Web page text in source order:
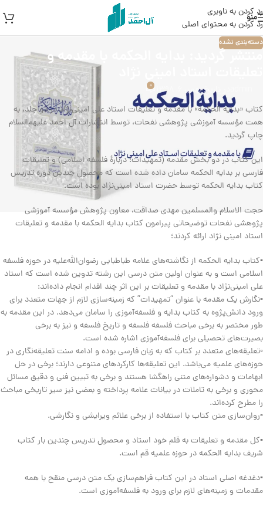
رد کردن به ناوبری
رد کردن به محتوای اصلی
منو
دسته‌بندی نشده
منتشر گردید: بدایه الحکمه با مقدمه و
در تاریخ بهمن 6, 1398 0
کتاب «بدایه الحکمه» با مقدمه و تعلیقات استاد علی امینی‌نژاد در دو جلد، به
همت مؤسسه آموزشی پژوهشی نفحات، توسط انتشارات آل احمد علیهم‌السلام
چاپ گردید.
این کتاب در دو بخش مقدمه (تمهیدات؛ دربارۀ فلسفه اسلامی) و تعلیقات
فارسی بر بدایه الحکمه سامان داده شده است که محصول چندین دوره تدریس
کتاب بدایه الحکمه توسط حضرت استاد امینی‌نژاد بوده است.
حجت الاسلام والمسلمین مهدی صداقت، معاون پژوهش مؤسسه آموزشی
پژوهشی نفحات توضیحاتی پیرامون کتاب بدایه الحکمه با مقدمه و تعلیقات
استاد امینی نژاد ارائه کردند؛
▪️کتاب بدایه الحکمه از نگاشته‌های علامه طباطبایی رضوان‌الله‌علیه در حوزه فلسفه
اسلامی است و به عنوان اولین متن درسی این رشته تدوین شده است که استاد
علی امینی‌نژاد با مقدمه و تعلیقات بر این اثر چند اقدام انجام داده‌اند:
▫️نگارش یک مقدمه با عنوان “تمهیدات” که زمینه‌سازی لازم از جهات متعدد برای
ورود دانش‌پژوه به کتاب بدایه و فلسفه‌آموزی را سامان می‌دهد. در این مقدمه به
طور مختصر به برخی مباحث فلسفه فلسفه و تاریخ فلسفه و نیز به برخی
بصیرت‌های تحصیلی برای فلسفه‌آموزی اشاره شده است.
▫️تعلیقه‌های متعدد بر کتاب که به زبان فارسی بوده و ادامه سنت تعلیقه‌نگاری در
حوزه‌های علمیه می‌باشد. این تعلیقه‌ها کارکردهای متنوعی دارند؛ برخی در حل
ابهامات و دشواره‌های متنی راهگشا هستند و برخی به تبیین فنی و دقیق مسائل
محوری و برخی به تاملات در بیانات علامه پرداخته و بعضی نیز سیر تاریخی مباحث
را مطرح کرده‌اند.
▫️روان‌سازی متن کتاب با استفاده از برخی علائم ویرایشی و نگارشی.
▪️کل مقدمه و تعلیقات به قلم خود استاد و محصول تدریس چندین بار کتاب
شریف بدایه الحکمه در حوزه علمیه قم است.
▪️دغدغه اصلی استاد در این کتاب فراهم‌سازی یک متن درسی منقح با همه
مقدمات و زمینه‌های لازم برای ورود به فلسفه‌آموزی است.